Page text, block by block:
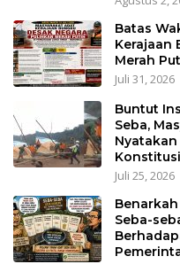
Batas
Kerajaan
Merah
Juli 31, 2026
Buntut
Seba,
Nyatakan
Juli 25, 2026
Seba-